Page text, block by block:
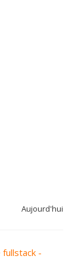
Aujourd'hui
-